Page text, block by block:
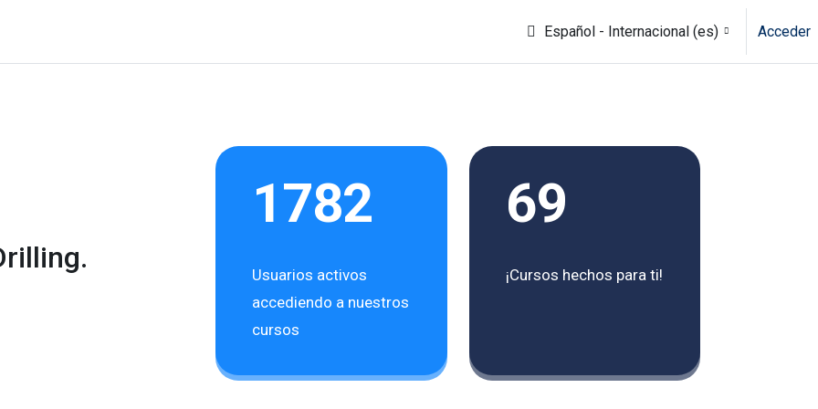
Español - Internacional ‎(es)‎ Acceder
1782
Usuarios activos
accediendo a nuestros
cursos
69
¡Cursos hechos para ti!